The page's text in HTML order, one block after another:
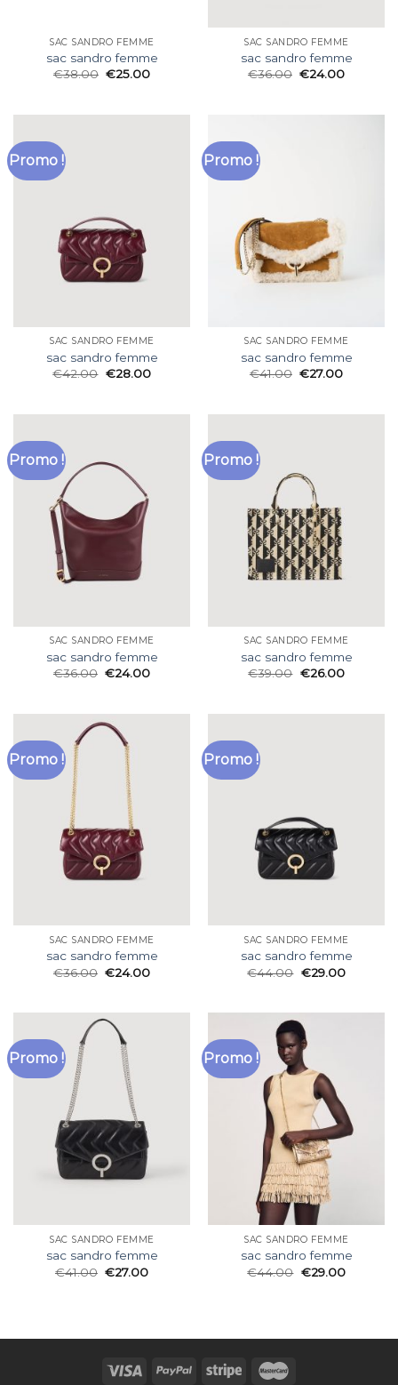
SAC SANDRO FEMME
sac sandro femme
€38.00 €25.00
SAC SANDRO FEMME
sac sandro femme
€36.00 €24.00
Promo !
SAC SANDRO FEMME
sac sandro femme
€42.00 €28.00
Promo !
SAC SANDRO FEMME
sac sandro femme
€41.00 €27.00
Promo !
SAC SANDRO FEMME
sac sandro femme
€36.00 €24.00
Promo !
SAC SANDRO FEMME
sac sandro femme
€39.00 €26.00
Promo !
SAC SANDRO FEMME
sac sandro femme
€36.00 €24.00
Promo !
SAC SANDRO FEMME
sac sandro femme
€44.00 €29.00
Promo !
SAC SANDRO FEMME
sac sandro femme
€41.00 €27.00
Promo !
SAC SANDRO FEMME
sac sandro femme
€44.00 €29.00